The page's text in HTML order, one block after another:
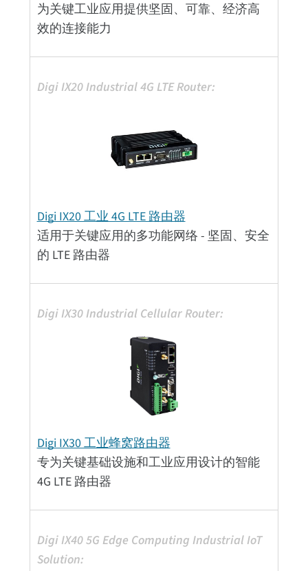
为关键工业应用提供坚固、可靠、经济高
效的连接能力
Digi IX20 工业 4G LTE 路由器
适用于关键应用的多功能网络 - 坚固、安全
的 LTE 路由器
Digi IX30 工业蜂窝路由器
专为关键基础设施和工业应用设计的智能
4G LTE 路由器